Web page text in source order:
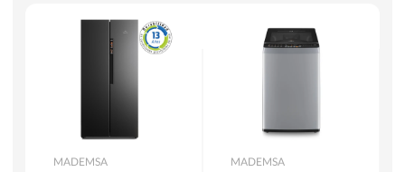
Hornos y Microondas
MADEMSA MADEMSA